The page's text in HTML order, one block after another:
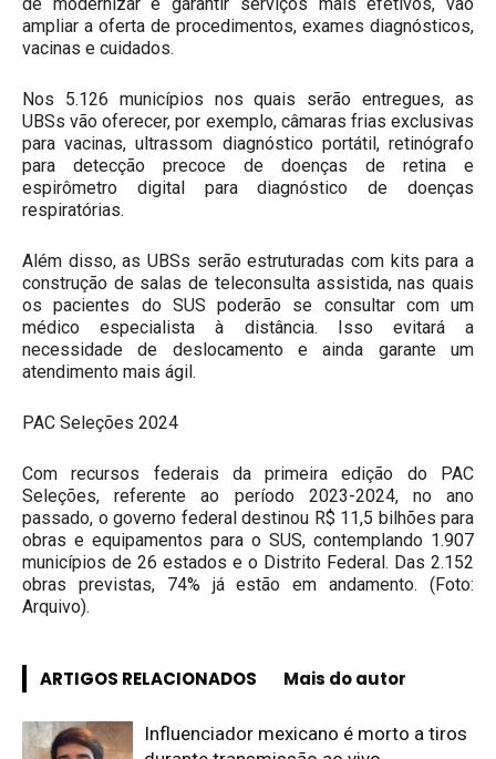
ampliar a oferta de procedimentos, exames diagnósticos,
vacinas e cuidados.
Nos 5.126 municípios nos quais serão entregues, as
UBSs vão oferecer, por exemplo, câmaras frias exclusivas
para vacinas, ultrassom diagnóstico portátil, retinógrafo
para detecção precoce de doenças de retina e
espirômetro digital para diagnóstico de doenças
respiratórias.
Além disso, as UBSs serão estruturadas com kits para a
construção de salas de teleconsulta assistida, nas quais
os pacientes do SUS poderão se consultar com um
médico especialista à distância. Isso evitará a
necessidade de deslocamento e ainda garante um
atendimento mais ágil.
PAC Seleções 2024
Com recursos federais da primeira edição do PAC
Seleções, referente ao período 2023-2024, no ano
passado, o governo federal destinou R$ 11,5 bilhões para
obras e equipamentos para o SUS, contemplando 1.907
municípios de 26 estados e o Distrito Federal. Das 2.152
obras previstas, 74% já estão em andamento. (Foto:
Arquivo).
ARTIGOS RELACIONADOS Mais do autor
Influenciador mexicano é morto a tiros